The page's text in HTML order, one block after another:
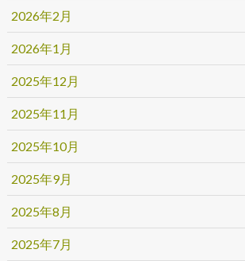
2026年2月
2026年1月
2025年12月
2025年11月
2025年10月
2025年9月
2025年8月
2025年7月